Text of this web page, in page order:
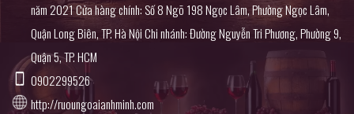
năm 2021 Cửa hàng chính: Số 8 Ngõ 198 Ngọc Lâm, Phường Ngọc Lâm,
Quận Long Biên, TP. Hà Nội Chi nhánh: Đường Nguyễn Tri Phương, Phường 9,
Quận 5, TP. HCM
0902299526
http://ruoungoaianhminh.com